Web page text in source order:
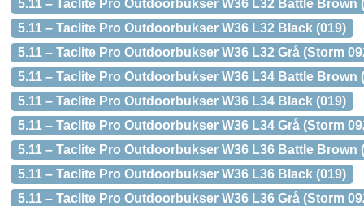
5.11 – Taclite Pro Outdoorbukser W36 L32 Battle Brown
5.11 – Taclite Pro Outdoorbukser W36 L32 Black (019)
5.11 – Taclite Pro Outdoorbukser W36 L32 Grå (Storm
5.11 – Taclite Pro Outdoorbukser W36 L34 Battle Brown
5.11 – Taclite Pro Outdoorbukser W36 L34 Black (019)
5.11 – Taclite Pro Outdoorbukser W36 L34 Grå (Storm
5.11 – Taclite Pro Outdoorbukser W36 L36 Battle Brown
5.11 – Taclite Pro Outdoorbukser W36 L36 Black (019)
5.11 – Taclite Pro Outdoorbukser W36 L36 Grå (Storm